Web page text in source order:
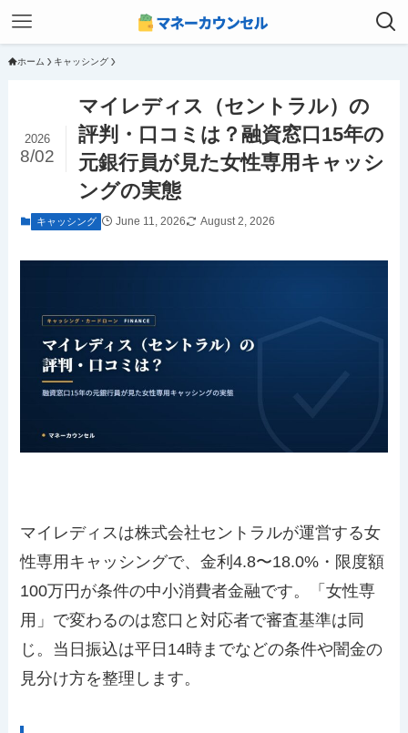
ホーム キャッシング
マイレディス（セントラル）の
評判・口コミは？融資窓口15年の
元銀行員が見た女性専用キャッシ
ングの実態
2026
8/02
キャッシング June 11, 2026 August 2, 2026
マイレディスは株式会社セントラルが運営する女
性専用キャッシングで、金利4.8〜18.0%・限度額
100万円が条件の中小消費者金融です。「女性専
用」で変わるのは窓口と対応者で審査基準は同
じ。当日振込は平日14時までなどの条件や闇金の
見分け方を整理します。